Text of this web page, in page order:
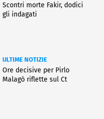
Scontri morte Fakir, dodici
gli indagati
ULTIME NOTIZIE
Ore decisive per Pirlo
Malagò riflette sul Ct